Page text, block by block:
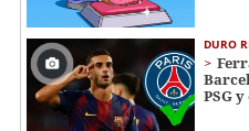
DURO
PSG